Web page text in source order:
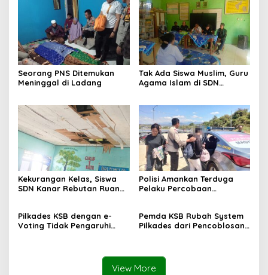
Seorang PNS Ditemukan
Meninggal di Ladang
Tak Ada Siswa Muslim, Guru
Agama Islam di SDN
Kekurangan Kelas, Siswa
SDN Kanar Rebutan Ruang
Polisi Amankan Terduga
Pelaku Percobaan
Pilkades KSB dengan e-
Voting Tidak Pengaruhi
Pemda KSB Rubah System
Pilkades dari Pencoblosan
View More